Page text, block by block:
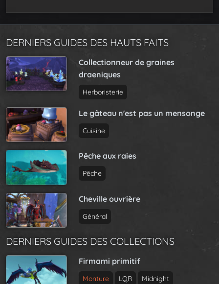
DERNIERS GUIDES DES HAUTS FAITS
Collectionneur de graines
draeniques
Herboristerie
Le gâteau n'est pas un mensonge
Cuisine
Pêche aux raies
Pêche
Cheville ouvrière
Général
DERNIERS GUIDES DES COLLECTIONS
Firmami primitif
Monture LQR Midnight